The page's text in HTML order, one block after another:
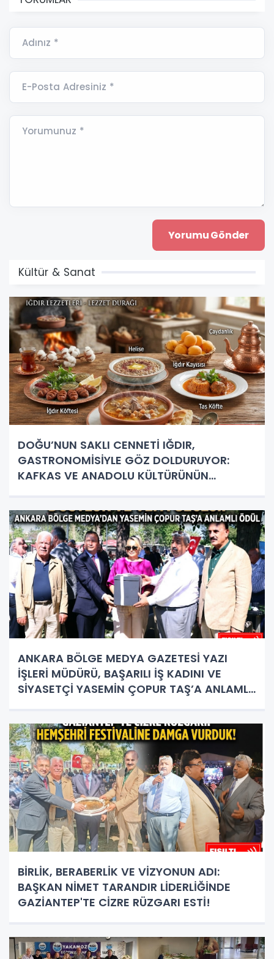
Adınız *
E-Posta Adresiniz *
Yorumunuz *
Kültür & Sanat
DOĞU’NUN SAKLI CENNETİ IĞDIR,
GASTRONOMİSİYLE GÖZ DOLDURUYOR:
KAFKAS VE ANADOLU KÜLTÜRÜNÜN
ANKARA BÖLGE MEDYA GAZETESİ YAZI
İŞLERİ MÜDÜRÜ, BAŞARILI İŞ KADINI VE
SİYASETÇİ YASEMİN ÇOPUR TAŞ’A ANLAMLI
BİRLİK, BERABERLİK VE VİZYONUN ADI:
BAŞKAN NİMET TARANDIR LİDERLİĞİNDE
GAZİANTEP'TE CİZRE RÜZGARI ESTİ!